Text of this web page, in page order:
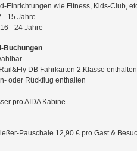
Einrichtungen wie Fitness, Kids-Club,
- 15 Jahre
- 24 Jahre
Buchungen
DB Fahrkarten 2.Klasse enthalten
oder Rückflug enthalten
pro AIDA Kabine
Pauschale 12,90 € pro Gast &